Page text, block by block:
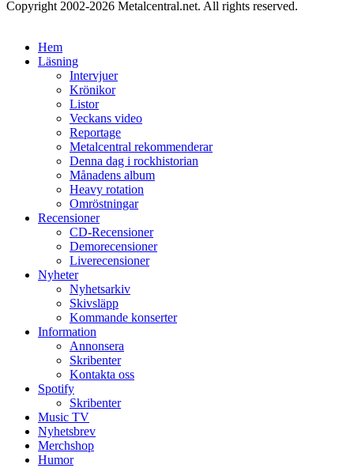
Copyright 2002-2026 Metalcentral.net. All rights reserved.
Hem
Läsning
Intervjuer
Krönikor
Listor
Veckans video
Reportage
Metalcentral rekommenderar
Denna dag i rockhistorian
Månadens album
Heavy rotation
Omröstningar
Recensioner
CD-Recensioner
Demorecensioner
Liverecensioner
Nyheter
Nyhetsarkiv
Skivsläpp
Kommande konserter
Information
Annonsera
Skribenter
Kontakta oss
Spotify
Skribenter
Music TV
Nyhetsbrev
Merchshop
Humor